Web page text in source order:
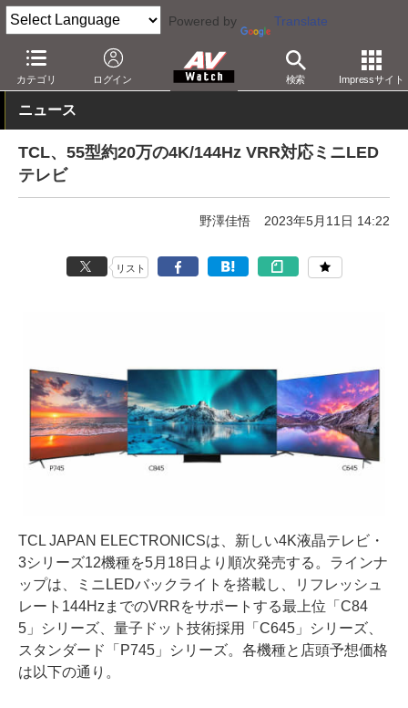
Powered by Translate
カテゴリ ログイン 検索 Impressサイト
AV Watch 製品 テレビ その他
ニュース
TCL、55型約20万の4K/144Hz VRR対応ミニLED
テレビ
野澤佳悟 2023年5月11日 14:22
リスト
TCL JAPAN ELECTRONICSは、新しい4K液晶テレビ・
3シリーズ12機種を5月18日より順次発売する。ラインナ
ップは、ミニLEDバックライトを搭載し、リフレッシュ
レート144HzまでのVRRをサポートする最上位「C84
5」シリーズ、量子ドット技術採用「C645」シリーズ、
スタンダード「P745」シリーズ。各機種と店頭予想価格
は以下の通り。